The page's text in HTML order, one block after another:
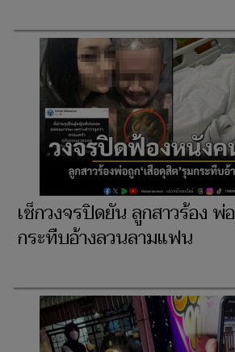
เช็กวงจรปิดยัน ลูกสาวร้อง พ่
กระทืบอ้างลวนลามแฟน